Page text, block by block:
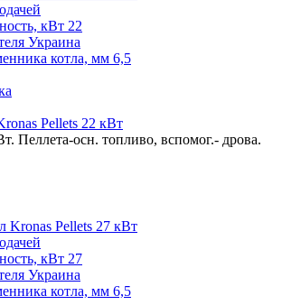
кВт 22
Украина
котла, мм 6,5
Pellets 22 кВт
Пеллета-осн. топливо, вспомог.- дрова.
кВт 27
Украина
котла, мм 6,5